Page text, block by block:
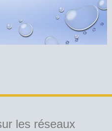
les réseaux